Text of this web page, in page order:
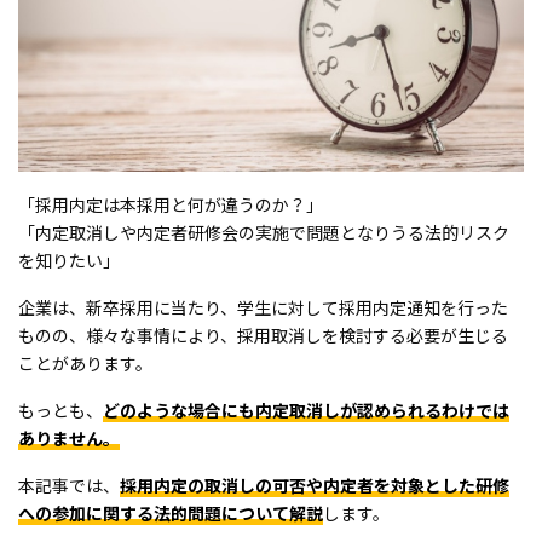
「採用内定は本採用と何が違うのか？」
「内定取消しや内定者研修会の実施で問題となりうる法的リスク
を知りたい」
企業は、新卒採用に当たり、学生に対して採用内定通知を行った
ものの、様々な事情により、採用取消しを検討する必要が生じる
ことがあります。
もっとも、 どのような場合にも内定取消しが認められるわけでは
ありません。
本記事では、 採用内定の取消しの可否や内定者を対象とした研修
への参加に関する法的問題について解説します。